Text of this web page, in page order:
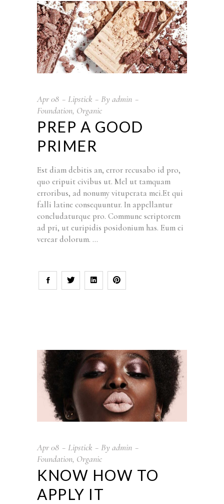
Apr08 Lipstick Byadmin
Foundation, Organic
PREP A GOOD
PRIMER
Est diam debitis an, error recusabo id pro,
quo eripuit civibus ut. Mel ut tamquam
erroribus, ad nonumy vituperata mei.Et qui
falli latine consequuntur. In appellantur
concludaturque pro. Commune scriptorem
ad pri, ut euripidis posidonium has. Eum ei
verear dolorum.
Apr08 Lipstick Byadmin
Foundation, Organic
KNOW HOW TO
APPLY IT